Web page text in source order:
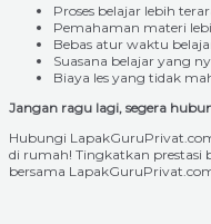
Proses belajar lebih
Pemahaman materi
Bebas atur waktu
Suasana belajar yang
Biaya les yang tidak
Jangan ragu lagi, segera
Hubungi
di rumah! Tingkatkan prestasi
bersama